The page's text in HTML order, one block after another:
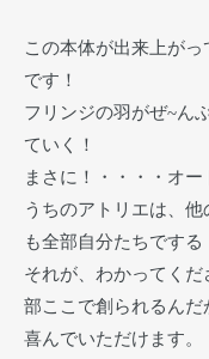
この本体が出来上が
です！
フリンジの羽がぜ~ん
ていく！
まさに！・・・・オー
うちのアトリエは、
も全部自分たちでする
それが、わかってく
部ここで創られるんだ
喜んでいただけます。